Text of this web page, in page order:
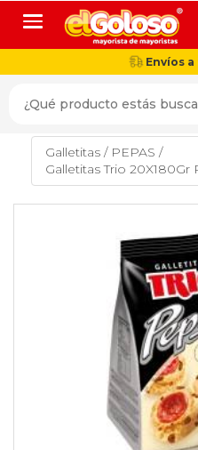
Toggle navigation
Envíos
Galletitas / PEPAS /
Galletitas Trio